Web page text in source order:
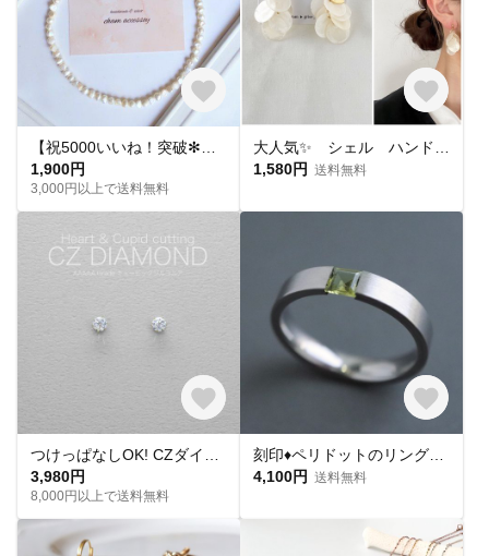
1,900円
3,000円以上で送料無料
1,580円 送料無料
3,980円
8,000円以上で送料無料
4,100円 送料無料